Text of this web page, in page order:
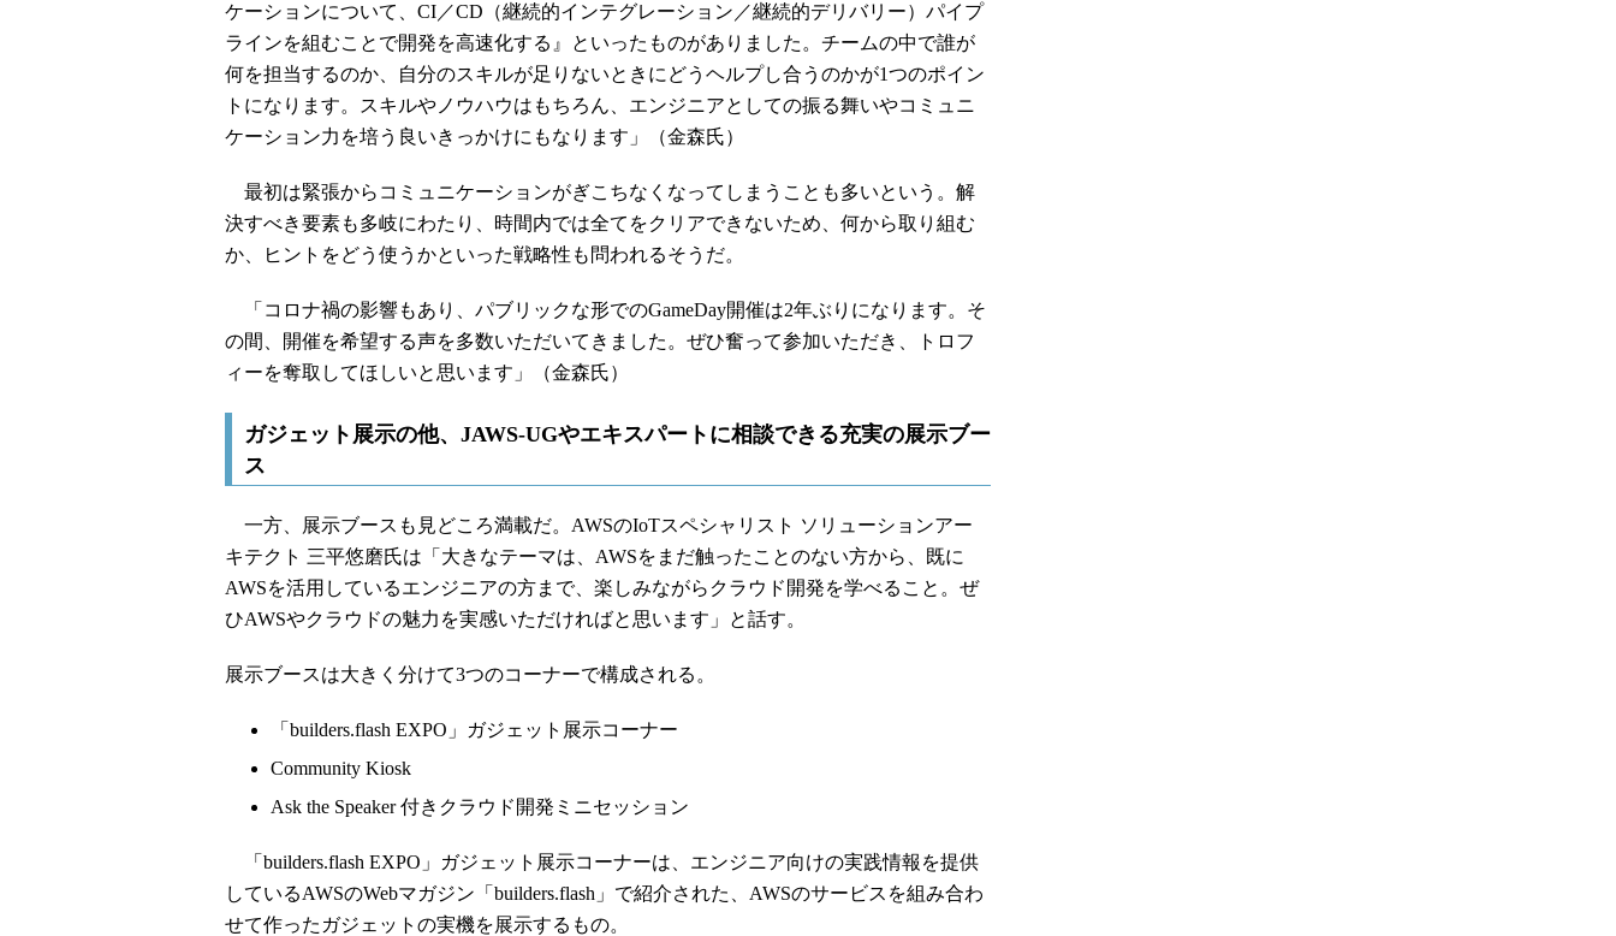
ケーションについて、CI／CD（継続的インテグレーション／継続的デリバリー）パイプ
ラインを組むことで開発を高速化する』といったものがありました。チームの中で誰が
何を担当するのか、自分のスキルが足りないときにどうヘルプし合うのかが1つのポイン
トになります。スキルやノウハウはもちろん、エンジニアとしての振る舞いやコミュニ
ケーション力を培う良いきっかけにもなります」（金森氏）
最初は緊張からコミュニケーションがぎこちなくなってしまうことも多いという。解
決すべき要素も多岐にわたり、時間内では全てをクリアできないため、何から取り組む
か、ヒントをどう使うかといった戦略性も問われるそうだ。
「コロナ禍の影響もあり、パブリックな形でのGameDay開催は2年ぶりになります。そ
の間、開催を希望する声を多数いただいてきました。ぜひ奮って参加いただき、トロフ
ィーを奪取してほしいと思います」（金森氏）
ガジェット展示の他、JAWS-UGやエキスパートに相談できる充実の展示ブー
ス
一方、展示ブースも見どころ満載だ。AWSのIoTスペシャリスト ソリューションアー
キテクト 三平悠磨氏は「大きなテーマは、AWSをまだ触ったことのない方から、既に
AWSを活用しているエンジニアの方まで、楽しみながらクラウド開発を学べること。ぜ
ひAWSやクラウドの魅力を実感いただければと思います」と話す。
展示ブースは大きく分けて3つのコーナーで構成される。
「builders.flash EXPO」ガジェット展示コーナー
Community Kiosk
Ask the Speaker 付きクラウド開発ミニセッション
「builders.flash EXPO」ガジェット展示コーナーは、エンジニア向けの実践情報を提供
しているAWSのWebマガジン「builders.flash」で紹介された、AWSのサービスを組み合わ
せて作ったガジェットの実機を展示するもの。